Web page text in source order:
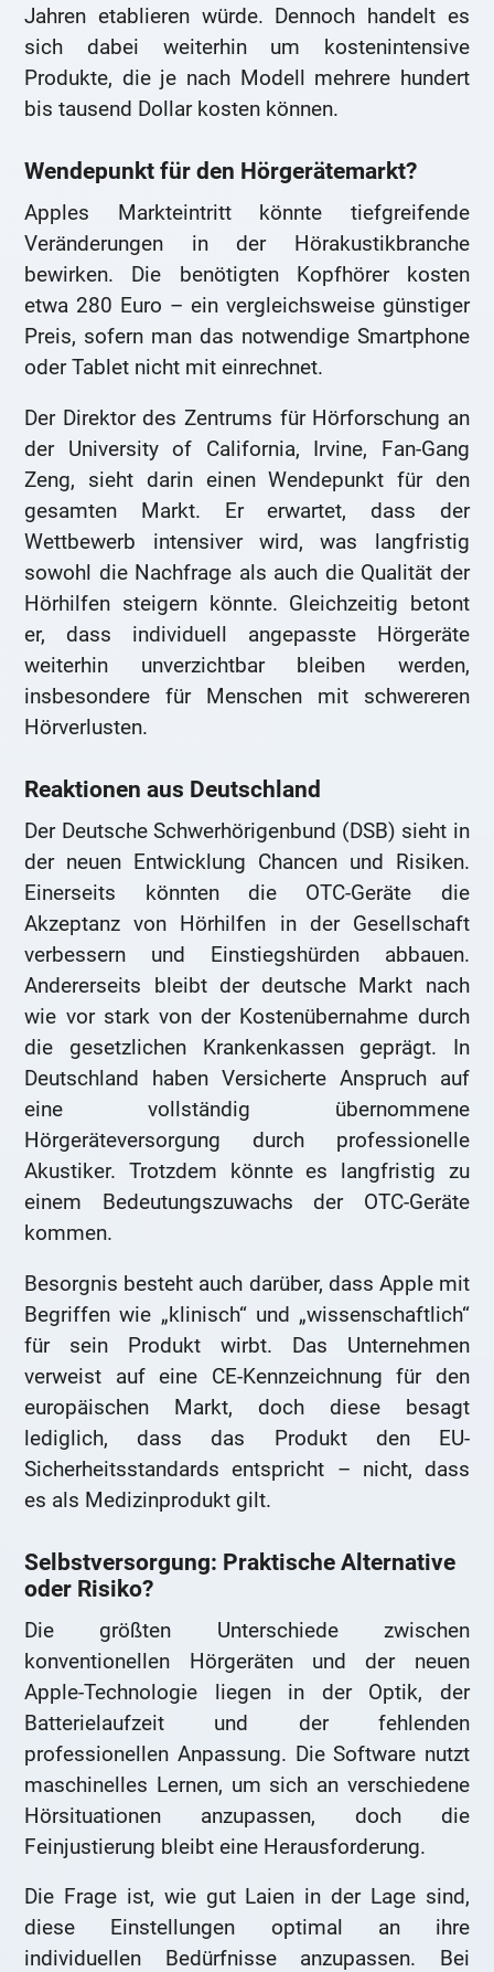
Jahren etablieren würde. Dennoch handelt es
sich dabei weiterhin um kostenintensive
Produkte, die je nach Modell mehrere hundert
bis tausend Dollar kosten können.
Wendepunkt für den Hörgerätemarkt?
Apples Markteintritt könnte tiefgreifende
Veränderungen in der Hörakustikbranche
bewirken. Die benötigten Kopfhörer kosten
etwa 280 Euro – ein vergleichsweise günstiger
Preis, sofern man das notwendige Smartphone
oder Tablet nicht mit einrechnet.
Der Direktor des Zentrums für Hörforschung an
der University of California, Irvine, Fan-Gang
Zeng, sieht darin einen Wendepunkt für den
gesamten Markt. Er erwartet, dass der
Wettbewerb intensiver wird, was langfristig
sowohl die Nachfrage als auch die Qualität der
Hörhilfen steigern könnte. Gleichzeitig betont
er, dass individuell angepasste Hörgeräte
weiterhin unverzichtbar bleiben werden,
insbesondere für Menschen mit schwereren
Hörverlusten.
Reaktionen aus Deutschland
Der Deutsche Schwerhörigenbund (DSB) sieht in
der neuen Entwicklung Chancen und Risiken.
Einerseits könnten die OTC-Geräte die
Akzeptanz von Hörhilfen in der Gesellschaft
verbessern und Einstiegshürden abbauen.
Andererseits bleibt der deutsche Markt nach
wie vor stark von der Kostenübernahme durch
die gesetzlichen Krankenkassen geprägt. In
Deutschland haben Versicherte Anspruch auf
eine vollständig übernommene
Hörgeräteversorgung durch professionelle
Akustiker. Trotzdem könnte es langfristig zu
einem Bedeutungszuwachs der OTC-Geräte
kommen.
Besorgnis besteht auch darüber, dass Apple mit
Begriffen wie „klinisch“ und „wissenschaftlich“
für sein Produkt wirbt. Das Unternehmen
verweist auf eine CE-Kennzeichnung für den
europäischen Markt, doch diese besagt
lediglich, dass das Produkt den EU-
Sicherheitsstandards entspricht – nicht, dass
es als Medizinprodukt gilt.
Selbstversorgung: Praktische Alternative
oder Risiko?
Die größten Unterschiede zwischen
konventionellen Hörgeräten und der neuen
Apple-Technologie liegen in der Optik, der
Batterielaufzeit und der fehlenden
professionellen Anpassung. Die Software nutzt
maschinelles Lernen, um sich an verschiedene
Hörsituationen anzupassen, doch die
Feinjustierung bleibt eine Herausforderung.
Die Frage ist, wie gut Laien in der Lage sind,
diese Einstellungen optimal an ihre
individuellen Bedürfnisse anzupassen. Bei